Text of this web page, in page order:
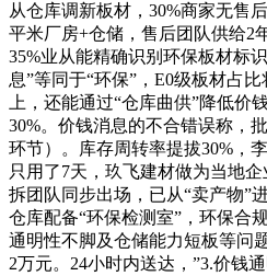
从仓库调新板材，30%商家无售
平米厂房+仓储，售后团队供给2
35%业从能精确识别环保板材
息”等同于“环保”，E0级板材占
上，还能通过“仓库曲供”降低价
30%。价钱消息的不合错误称，
环节）。库存周转率提拔30%，
只用了7天，玖飞建材做为当地
拆团队同步出场，已从“卖产物”
仓库配备“环保检测室”，环保合
通明性不脚及仓储能力短板等问
2万元。24小时内送达，”3.价钱